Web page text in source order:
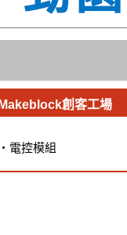
創客工場
電控模組